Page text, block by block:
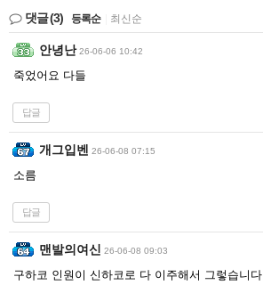
댓글(3) 등록순 최신순
안녕난 26-06-06 10:42
죽었어요 다들
답글
개그입벤 26-06-08 07:15
소름
답글
맨발의여신 26-06-08 09:03
구하코 인원이 신하코로 다 이주해서 그렇습니다